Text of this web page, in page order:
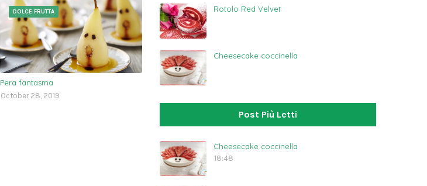
DOLCE FRUTTA
Pera fantasma
October 28, 2019
Rotolo Red Velvet
Cheesecake coccinella
Post Più Letti
Cheesecake coccinella
18:48